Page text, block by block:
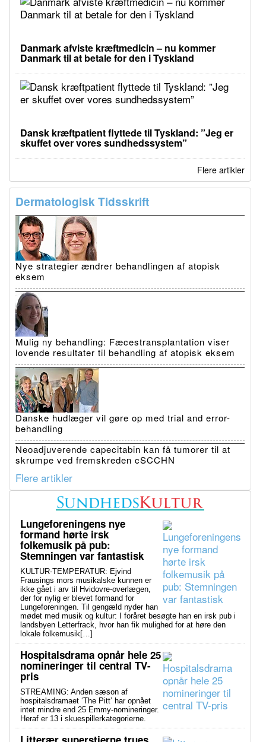
Danmark afviste kræftmedicin – nu kommer
Danmark til at betale for den i Tyskland
Dansk kræftpatient flyttede til Tyskland: ”Jeg er
skuffet over vores sundhedssystem”
Flere artikler
Dermatologisk Tidsskrift
Nye strategier ændrer behandlingen af atopisk
eksem
Mulig ny behandling: Fæcestransplantation viser
lovende resultater til behandling af atopisk eksem
Danske hudlæger vil gøre op med trial and error-
behandling
Neoadjuverende capecitabin kan få tumorer til at
skrumpe ved fremskreden cSCCHN
Flere artikler
Lungeforeningens nye
formand hørte irsk
folkemusik på pub:
Stemningen var fantastisk
KULTUR-TEMPERATUR: Ejvind
Frausings mors musikalske kunnen er
ikke gået i arv til Hvidovre-overlægen,
der for nylig er blevet formand for
Lungeforeningen. Til gengæld nyder han
mødet med musik og kultur: I foråret besøgte han en irsk pub i
landsbyen Letterfrack, hvor han fik mulighed for at høre den
lokale folkemusik[…]
Hospitalsdrama opnår hele 25
nomineringer til central TV-
pris
STREAMING: Anden sæson af
hospitalsdramaet ‘The Pitt’ har opnået
intet mindre end 25 Emmy-nomineringer.
Heraf er 13 i skuespillerkategorierne.